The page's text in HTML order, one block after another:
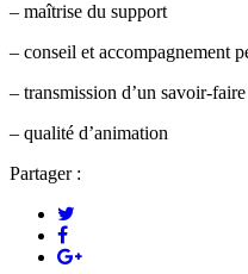
– maîtrise du support
– conseil et accompagnement
– transmission d’un savoir-faire
– qualité d’animation
Partager :